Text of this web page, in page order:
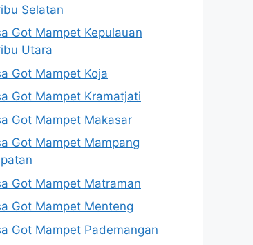
Selatan
Got Mampet Kepulauan
Utara
Got Mampet Koja
Got Mampet Kramatjati
Got Mampet Makasar
Got Mampet Mampang
Got Mampet Matraman
Got Mampet Menteng
Got Mampet Pademangan